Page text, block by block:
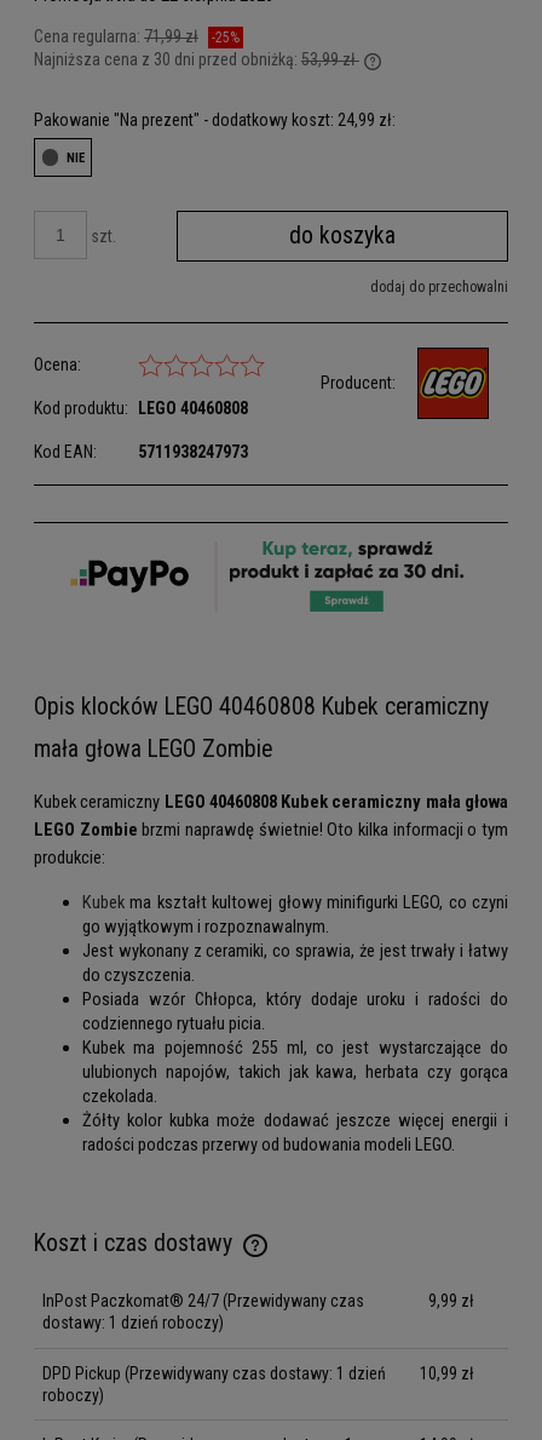
Cena regularna: 71,99 zł -25%
Najniższa cena z 30 dni przed obniżką: 53,99 zł
kiedy produkt pojawił
Pakowanie "Na prezent" - dodatkowy koszt: 24,99 zł:
szt. do koszyka
dodaj do przechowalni
Ocena:
Kod produktu: LEGO 40460808
Kod EAN: 5711938247973
Producent:
Opis klocków LEGO 40460808 Kubek ceramiczny
mała głowa LEGO Zombie
Kubek ceramiczny LEGO 40460808 Kubek ceramiczny mała głowa
LEGO Zombie brzmi naprawdę świetnie! Oto kilka informacji o tym
produkcie:
Kubekma kształt kultowej głowy minifigurki LEGO, co czyni
go wyjątkowym i rozpoznawalnym.
Jest wykonany z ceramiki, co sprawia, że jest trwały i łatwy
do czyszczenia.
Posiada wzór Chłopca, który dodaje uroku i radości do
codziennego rytuału picia.
Kubek ma pojemność 255 ml, co jest wystarczające do
ulubionych napojów, takich jak kawa, herbata czy gorąca
czekolada.
Żółty kolor kubka może dodawać jeszcze więcej energii i
radości podczas przerwy od budowania modeli LEGO.
Koszt i czas dostawy
Cena nie zawiera ewentualnych kosztów płatności
InPost Paczkomat® 24/7 (Przewidywany czas
dostawy: 1 dzień roboczy)
9,99 zł
DPD Pickup (Przewidywany czas dostawy: 1 dzień
roboczy)
10,99 zł